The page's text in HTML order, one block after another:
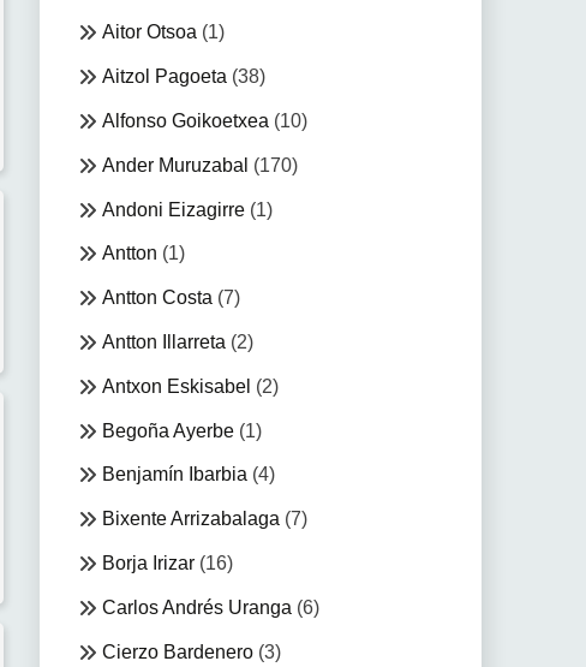
Aitor Otsoa (1)
Aitzol Pagoeta (38)
Alfonso Goikoetxea (10)
Ander Muruzabal (170)
Andoni Eizagirre(1)
Antton (1)
Antton Costa (7)
Antton Illarreta (2)
Antxon Eskisabel (2)
Begoña Ayerbe(1)
Benjamín Ibarbia (4)
Bixente Arrizabalaga (7)
Borja Irizar(16)
Carlos Andrés Uranga (6)
Cierzo Bardenero(3)